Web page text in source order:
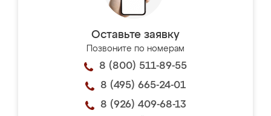
Оставьте заявку
Позвоните по номерам
8 (800) 511-89-55
8 (495) 665-24-01
8 (926) 409-68-13